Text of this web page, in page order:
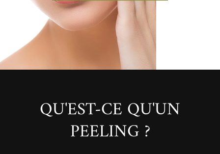
QU'EST-CE QU'UN
PEELING ?